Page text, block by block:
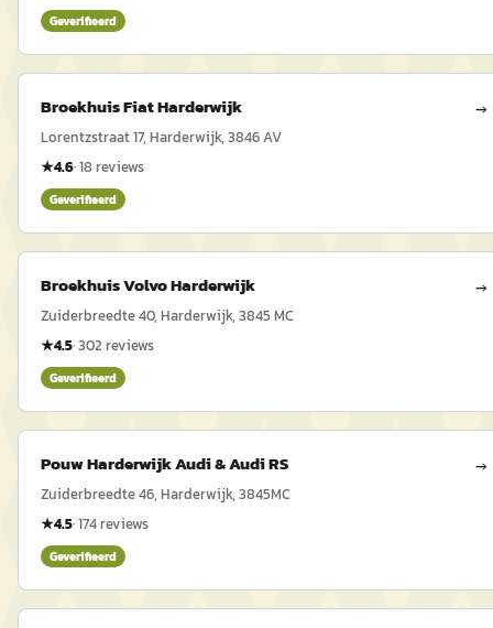
Geverifieerd
Broekhuis Fiat Harderwijk →
Lorentzstraat 17, Harderwijk, 3846 AV
★4.6·18 reviews
Geverifieerd
Broekhuis Volvo Harderwijk →
Zuiderbreedte 40, Harderwijk, 3845 MC
★4.5·302 reviews
Geverifieerd
Pouw Harderwijk Audi & Audi RS →
Zuiderbreedte 46, Harderwijk, 3845MC
★4.5·174reviews
Geverifieerd